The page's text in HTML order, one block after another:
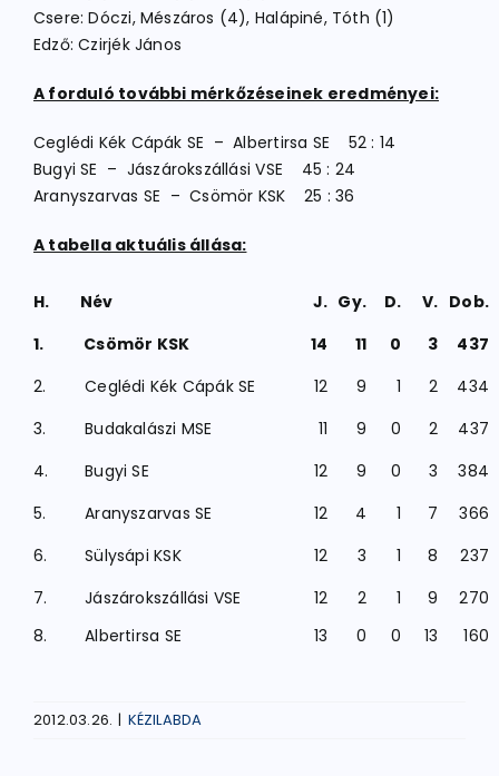
Csere: Dóczi, Mészáros (4), Halápiné, Tóth (1)
Edző: Czirjék János
A forduló további mérkőzéseinek eredményei:
Ceglédi Kék Cápák SE – Albertirsa SE 52 : 14
Bugyi SE – Jászárokszállási VSE 45 : 24
Aranyszarvas SE – Csömör KSK 25 : 36
A tabella aktuális állása:
H. Név J. Gy. D. V. Dob.
1.
Csömör KSK 14 11 0 3
437
2.
Ceglédi Kék Cápák SE 12 9 1 2
434
3.
Budakalászi MSE 11 9 0 2
437
4.
Bugyi SE 12 9 0 3
384
5.
Aranyszarvas SE 12 4 1 7
366
6.
Sülysápi KSK 12 3 1 8
237
7.
Jászárokszállási VSE 12 2 1 9
270
8.
Albertirsa SE 13 0 0 13 160
2012.03.26. | KÉZILABDA